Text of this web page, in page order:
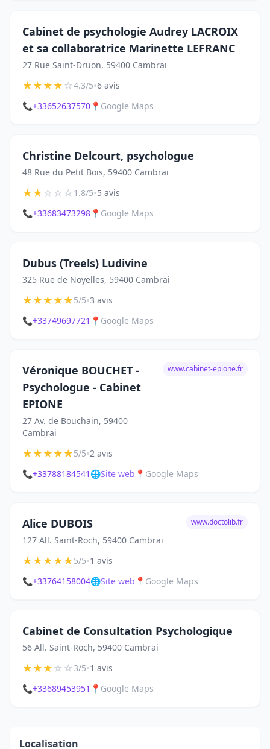
Cabinet de psychologie Audrey LACROIX
et sa collaboratrice Marinette LEFRANC
27 Rue Saint-Druon, 59400 Cambrai
★★★★☆4.3/5•6 avis
📞+33652637570 📍 Google Maps
Christine Delcourt, psychologue
48 Rue du Petit Bois, 59400 Cambrai
★★☆☆☆1.8/5•5 avis
📞+33683473298 📍 Google Maps
Dubus (Treels) Ludivine
325 Rue de Noyelles, 59400 Cambrai
★★★★★5/5•3 avis
📞+33749697721 📍 Google Maps
Véronique BOUCHET -
Psychologue - Cabinet
EPIONE
27 Av. de Bouchain, 59400
Cambrai
www.cabinet-epione.fr
★★★★★5/5•2 avis
📞+33788184541 🌐Site web 📍 Google Maps
Alice DUBOIS
127 All. Saint-Roch, 59400 Cambrai
www.doctolib.fr
★★★★★5/5•1 avis
📞+33764158004🌐Site web 📍 Google Maps
Cabinet de Consultation Psychologique
56 All. Saint-Roch, 59400 Cambrai
★★★☆☆3/5•1 avis
📞+33689453951 📍 Google Maps
Localisation